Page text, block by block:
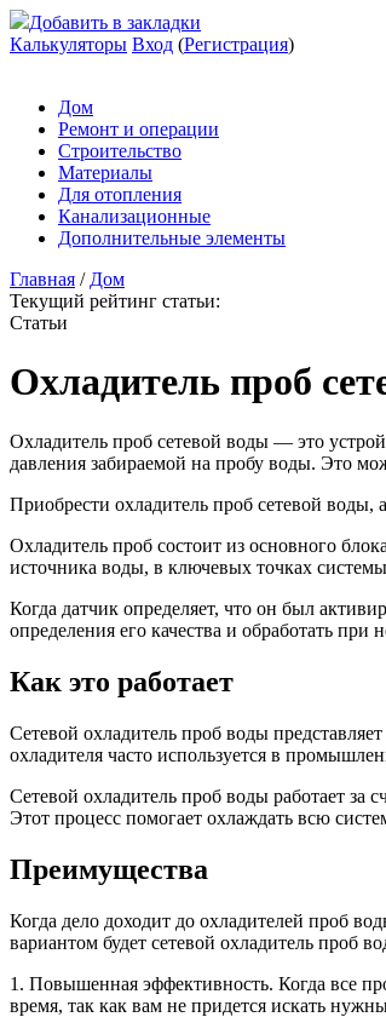
Добавить в закладки
Калькуляторы Вход (Регистрация)
Дом
Ремонт и операции
Строительство
Материалы
Для отопления
Канализационные
Дополнительные элементы
Главная / Дом
Текущий рейтинг статьи:
Статьи
Охладитель проб
Охладитель проб сетевой воды — это
давления забираемой на пробу воды. Это
Приобрести охладитель проб сетевой
Охладитель проб состоит из основного
источника воды, в ключевых точках
Когда датчик определяет, что он был
определения его качества и обработать при
Как это работает
Сетевой охладитель проб воды
охладителя часто используется в
Сетевой охладитель проб воды работает за
Этот процесс помогает охлаждать всю
Преимущества
Когда дело доходит до охладителей проб
вариантом будет сетевой охладитель проб
1. Повышенная эффективность. Когда все
время, так как вам не придется искать